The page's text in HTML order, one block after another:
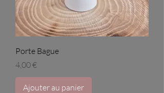
Porte Bague
Prix
4,00 €
Ajouter au panier